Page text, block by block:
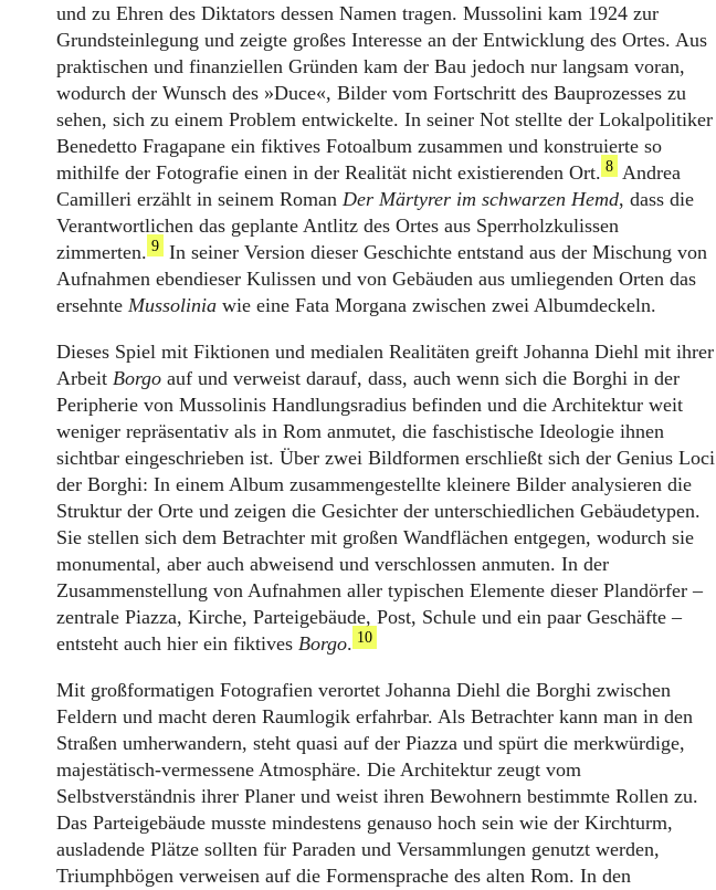
und zu Ehren des Diktators dessen Namen tragen. Mussolini kam 1924 zur
Grundsteinlegung und zeigte großes Interesse an der Entwicklung des Ortes. Aus
praktischen und finanziellen Gründen kam der Bau jedoch nur langsam voran,
wodurch der Wunsch des »Duce«, Bilder vom Fortschritt des Bauprozesses zu
sehen, sich zu einem Problem entwickelte. In seiner Not stellte der Lokalpolitiker
Benedetto Fragapane ein fiktives Fotoalbum zusammen und konstruierte so
mithilfe der Fotografie einen in der Realität nicht existierenden Ort. 8 Andrea
Camilleri erzählt in seinem Roman Der Märtyrer im schwarzen Hemd, dass die
Verantwortlichen das geplante Antlitz des Ortes aus Sperrholzkulissen
zimmerten. 9 In seiner Version dieser Geschichte entstand aus der Mischung von
Aufnahmen ebendieser Kulissen und von Gebäuden aus umliegenden Orten das
ersehnte Mussolinia wie eine Fata Morgana zwischen zwei Albumdeckeln.
Dieses Spiel mit Fiktionen und medialen Realitäten greift Johanna Diehl mit ihrer
ArbeitBorgo auf und verweist darauf, dass, auch wenn sich die Borghi in der
Peripherie von Mussolinis Handlungsradius befinden und die Architektur weit
weniger repräsentativ als in Rom anmutet, die faschistische Ideologie ihnen
sichtbar eingeschrieben ist. Über zwei Bildformen erschließt sich der Genius Loci
der Borghi: In einem Album zusammengestellte kleinere Bilder analysieren die
Struktur der Orte und zeigen die Gesichter der unterschiedlichen Gebäudetypen.
Sie stellen sich dem Betrachter mit großen Wandflächen entgegen, wodurch sie
monumental, aber auch abweisend und verschlossen anmuten. In der
Zusammenstellung von Aufnahmen aller typischen Elemente dieser Plandörfer –
zentrale Piazza, Kirche, Parteigebäude, Post, Schule und ein paar Geschäfte –
entsteht auch hier ein fiktivesBorgo. 10
Mit großformatigen Fotografien verortet Johanna Diehl die Borghi zwischen
Feldern und macht deren Raumlogik erfahrbar. Als Betrachter kann man in den
Straßen umherwandern, steht quasi auf der Piazza und spürt die merkwürdige,
majestätisch-vermessene Atmosphäre. Die Architektur zeugt vom
Selbstverständnis ihrer Planer und weist ihren Bewohnern bestimmte Rollen zu.
Das Parteigebäude musste mindestens genauso hoch sein wie der Kirchturm,
ausladende Plätze sollten für Paraden und Versammlungen genutzt werden,
Triumphbögen verweisen auf die Formensprache des alten Rom. In den